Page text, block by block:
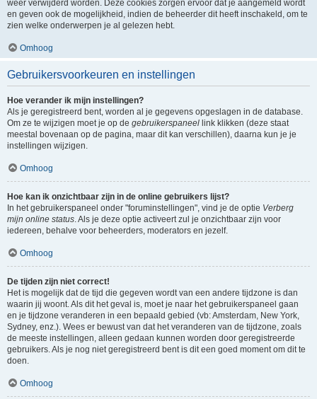
weer verwijderd worden. Deze cookies zorgen ervoor dat je aangemeld wordt
en geven ook de mogelijkheid, indien de beheerder dit heeft inschakeld, om te
zien welke onderwerpen je al gelezen hebt.
Omhoog
Gebruikersvoorkeuren en instellingen
Hoe verander ik mijn instellingen?
Als je geregistreerd bent, worden al je gegevens opgeslagen in de database.
Om ze te wijzigen moet je op de gebruikerspaneel link klikken (deze staat
meestal bovenaan op de pagina, maar dit kan verschillen), daarna kun je je
instellingen wijzigen.
Omhoog
Hoe kan ik onzichtbaar zijn in de online gebruikers lijst?
In het gebruikerspaneel onder "foruminstellingen", vind je de optie Verberg
mijn online status. Als je deze optie activeert zul je onzichtbaar zijn voor
iedereen, behalve voor beheerders, moderators en jezelf.
Omhoog
De tijden zijn niet correct!
Het is mogelijk dat de tijd die gegeven wordt van een andere tijdzone is dan
waarin jij woont. Als dit het geval is, moet je naar het gebruikerspaneel gaan
en je tijdzone veranderen in een bepaald gebied (vb: Amsterdam, New York,
Sydney, enz.). Wees er bewust van dat het veranderen van de tijdzone, zoals
de meeste instellingen, alleen gedaan kunnen worden door geregistreerde
gebruikers. Als je nog niet geregistreerd bent is dit een goed moment om dit te
doen.
Omhoog